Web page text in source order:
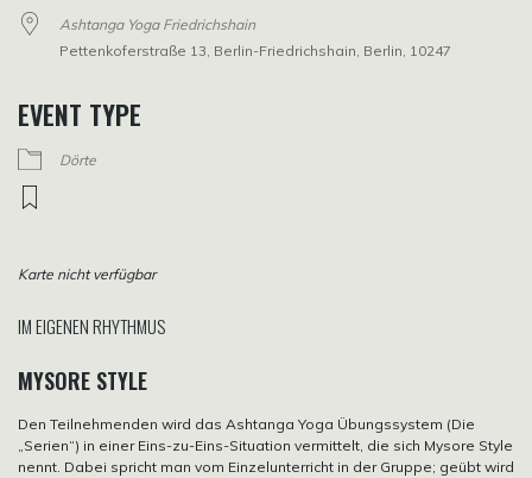
Ashtanga Yoga Friedrichshain
Pettenkoferstraße 13, Berlin-Friedrichshain, Berlin, 10247
EVENT TYPE
Dörte
Karte nicht verfügbar
IM EIGENEN RHYTHMUS
MYSORE STYLE
Den Teilnehmenden wird das Ashtanga Yoga Übungssystem (Die
„Serien“) in einer Eins-zu-Eins-Situation vermittelt, die sich Mysore Style
nennt. Dabei spricht man vom Einzelunterricht in der Gruppe; geübt wird